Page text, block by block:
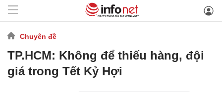
Chuyên đề
TP.HCM: Không để thiếu hàng, đội
giá trong Tết Kỷ Hợi